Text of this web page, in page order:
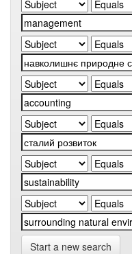
Start a new search